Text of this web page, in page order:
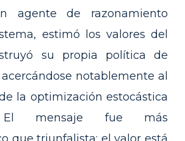
agente de razonamiento
estimó los valores del
su propia política de
notablemente al
la optimización estocástica
El mensaje fue más